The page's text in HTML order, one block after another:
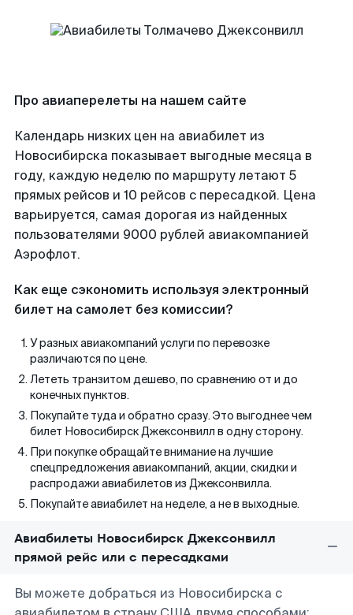
Про авиаперелеты на нашем сайте
Календарь низких цен на авиабилет из
Новосибирска показывает выгодные месяца в
году, каждую неделю по маршруту летают 5
прямых рейсов и 10 рейсов с пересадкой. Цена
варьируется, самая дорогая из найденных
пользователями 9000 рублей авиакомпанией
Аэрофлот.
Как еще сэкономить используя электронный
билет на самолет без комиссии?
У разных авиакомпаний услуги по перевозке
различаются по цене.
Лететь транзитом дешево, по сравнению от и до
конечных пунктов.
Покупайте туда и обратно сразу. Это выгоднее чем
билет Новосибирск Джексонвилл в одну сторону.
При покупке обращайте внимание на лучшие
спецпредложения авиакомпаний, акции, скидки и
распродажи авиабилетов из Джексонвилла.
Покупайте авиабилет на неделе, а не в выходные.
Авиабилеты Новосибирск Джексонвилл
прямой рейс или с пересадками
Вы можете добраться из Новосибирска с